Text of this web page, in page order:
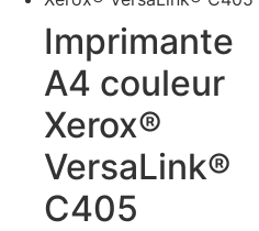
Imprimante
A4 couleur
Xerox®
VersaLink®
C405